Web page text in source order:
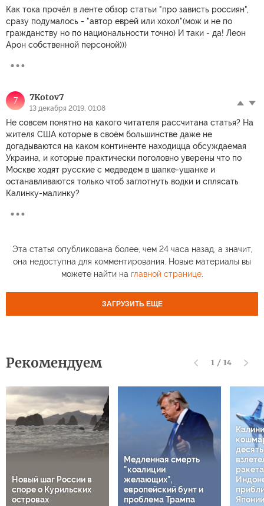
Как тока прочёл в ленте обзор статьи "про зависть россиян",
сразу подумалось - "автор еврей или хохол"(мож и не по
гражданству но по национальности точно) И таки - да! Леон
Арон собственной персоной)))
7 7Kotov7
13 декабря 2019, 01:08
Не совсем понятно на какого читателя рассчитана статья? На
жителя США которые в своём большинстве даже не
догадываются на каком континенте находицца обсуждаемая
Украина, и которые практически поголовно уверены что по
Москве ходят русские с медведем в шапке-ушанке и
останавливаются только чтоб заглотнуть водки и сплясать
Калинку-малинку?
Эта статья опубликована более, чем 24 часа назад, а значит,
она недоступна для комментирования. Новые материалы вы
можете найти на главной странице.
ЗАГРУЗИТЬ ЕЩЕ
Рекомендуем 1 / 14
Новый шаг России в
споре о Курильских
островах
Медленная смерть
"коалиции
желающих",
европейский бунт и
проблема Трампа
Японии